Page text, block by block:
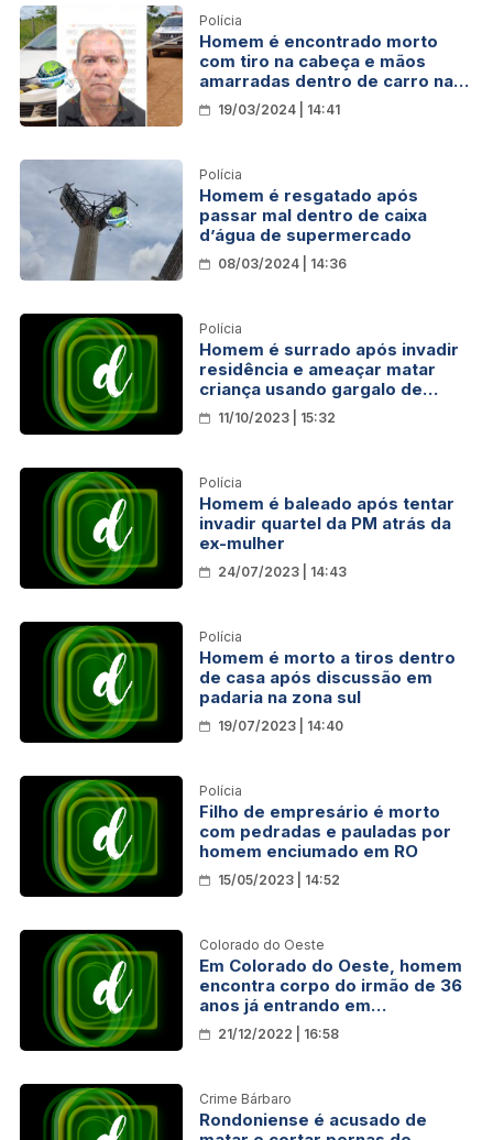
Polícia
Homem é encontrado morto
com tiro na cabeça e mãos
amarradas dentro de carro na
zona leste
19/03/2024 | 14:41
Polícia
Homem é resgatado após
passar mal dentro de caixa
d’água de supermercado
08/03/2024 | 14:36
Polícia
Homem é surrado após invadir
residência e ameaçar matar
criança usando gargalo de
garrafa
11/10/2023 | 15:32
Polícia
Homem é baleado após tentar
invadir quartel da PM atrás da
ex-mulher
24/07/2023 | 14:43
Polícia
Homem é morto a tiros dentro
de casa após discussão em
padaria na zona sul
19/07/2023 | 14:40
Polícia
Filho de empresário é morto
com pedradas e pauladas por
homem enciumado em RO
15/05/2023 | 14:52
Colorado do Oeste
Em Colorado do Oeste, homem
encontra corpo do irmão de 36
anos já entrando em
decomposição dentro de casa
21/12/2022 | 16:58
Crime Bárbaro
Rondoniense é acusado de